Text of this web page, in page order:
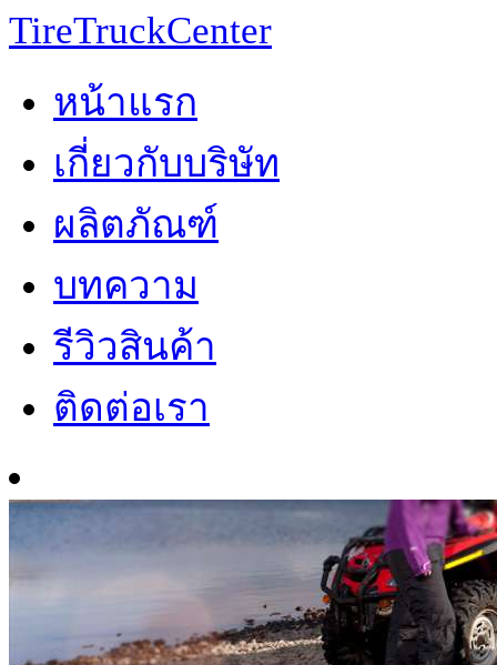
TireTruckCenter
หน้าแรก
เกี่ยวกับบริษัท
ผลิตภัณฑ์
บทความ
รีวิวสินค้า
ติดต่อเรา